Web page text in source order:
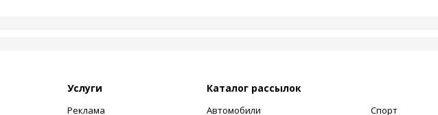
Услуги
Реклама
Каталог рассылок
Автомобили Спорт